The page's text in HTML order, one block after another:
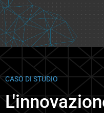
CASO DI STUDIO